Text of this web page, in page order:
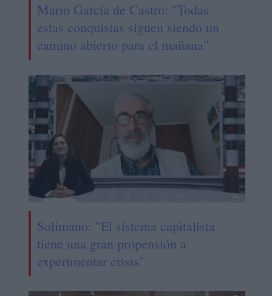
Mario García de Castro: "Todas
estas conquistas siguen siendo un
camino abierto para el mañana"
Solimano: "El sistema capitalista
tiene una gran propensión a
experimentar crisis"